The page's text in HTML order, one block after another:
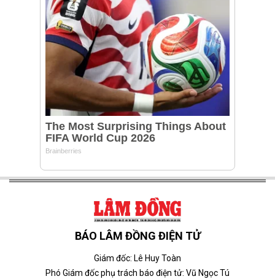
BÁO LÂM ĐỒNG ĐIỆN TỬ
Giám đốc: Lê Huy Toàn
Phó Giám đốc phụ trách báo điện tử: Vũ Ngọc Tú